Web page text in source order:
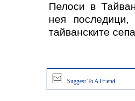
Пелоси в
нея
тайванските
Suggest To A Friend